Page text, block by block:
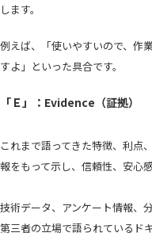
します。
例えば、「使いやすいので、作
すよ」といった具合です。
「Ｅ」：Evidence（証拠）
これまで語ってきた特徴、利点
報をもって示し、信頼性、安心
技術データ、アンケート情報、
第三者の立場で語られているド